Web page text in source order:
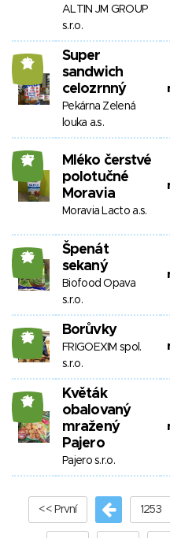
ALTIN JM GROUP
s.r.o.
13
Super
sandwich
celozrnný
Pekárna Zelená
louka a.s.
27
Mléko čerstvé
polotučné
Moravia
Moravia Lacto a.s.
26
Špenát
sekaný
Biofood Opava
s.r.o.
26 Borůvky
FRIGOEXIM spol.
s.r.o.
21
Květák
obalovaný
mražený
Pajero
Pajero s.r.o.
<< První 1253